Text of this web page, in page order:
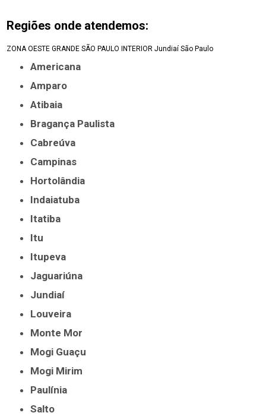
Regiões onde atendemos:
ZONA OESTE GRANDE SÃO PAULO INTERIOR Jundiaí São Paulo
Americana
Amparo
Atibaia
Bragança Paulista
Cabreúva
Campinas
Hortolândia
Indaiatuba
Itatiba
Itu
Itupeva
Jaguariúna
Jundiaí
Louveira
Monte Mor
Mogi Guaçu
Mogi Mirim
Paulínia
Salto